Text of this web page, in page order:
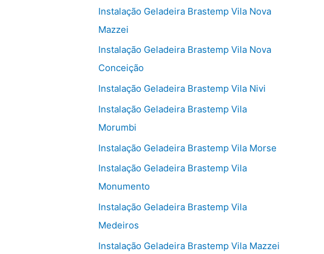
Instalação Geladeira Brastemp Vila Nova
Mazzei
Instalação Geladeira Brastemp Vila Nova
Conceição
Instalação Geladeira Brastemp Vila Nivi
Instalação Geladeira Brastemp Vila
Morumbi
Instalação Geladeira Brastemp Vila Morse
Instalação Geladeira Brastemp Vila
Monumento
Instalação Geladeira Brastemp Vila
Medeiros
Instalação Geladeira Brastemp Vila Mazzei